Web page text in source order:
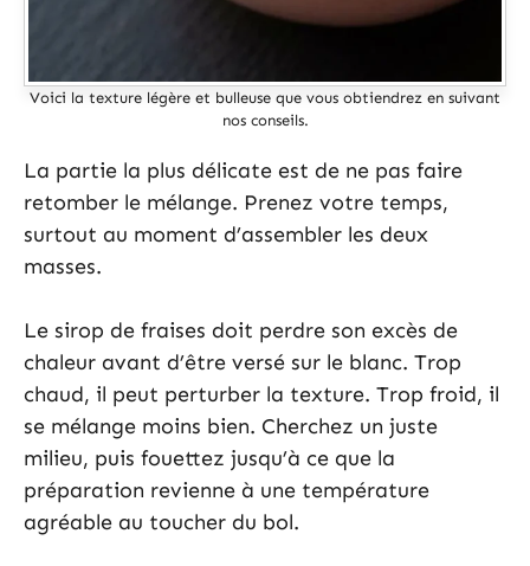
Voici la texture légère et bulleuse que vous obtiendrez en suivant
nos conseils.
La partie la plus délicate est de ne pas faire
retomber le mélange. Prenez votre temps,
surtout au moment d’assembler les deux
masses.
Le sirop de fraises doit perdre son excès de
chaleur avant d’être versé sur le blanc. Trop
chaud, il peut perturber la texture. Trop froid, il
se mélange moins bien. Cherchez un juste
milieu, puis fouettez jusqu’à ce que la
préparation revienne à une température
agréable au toucher du bol.